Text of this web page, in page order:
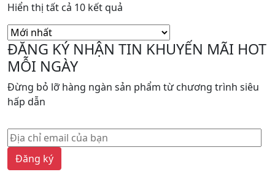
Hiển thị tất cả 10 kết quả
sắp
xếp
theo
nhất
ĐĂNG KÝ NHẬN TIN KHUYẾN MÃI HOT
MỖI NGÀY
Đừng bỏ lỡ hàng ngàn sản phẩm từ chương trình siêu
hấp dẫn
Đăng ký